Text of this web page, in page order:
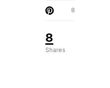
8
Shares
8